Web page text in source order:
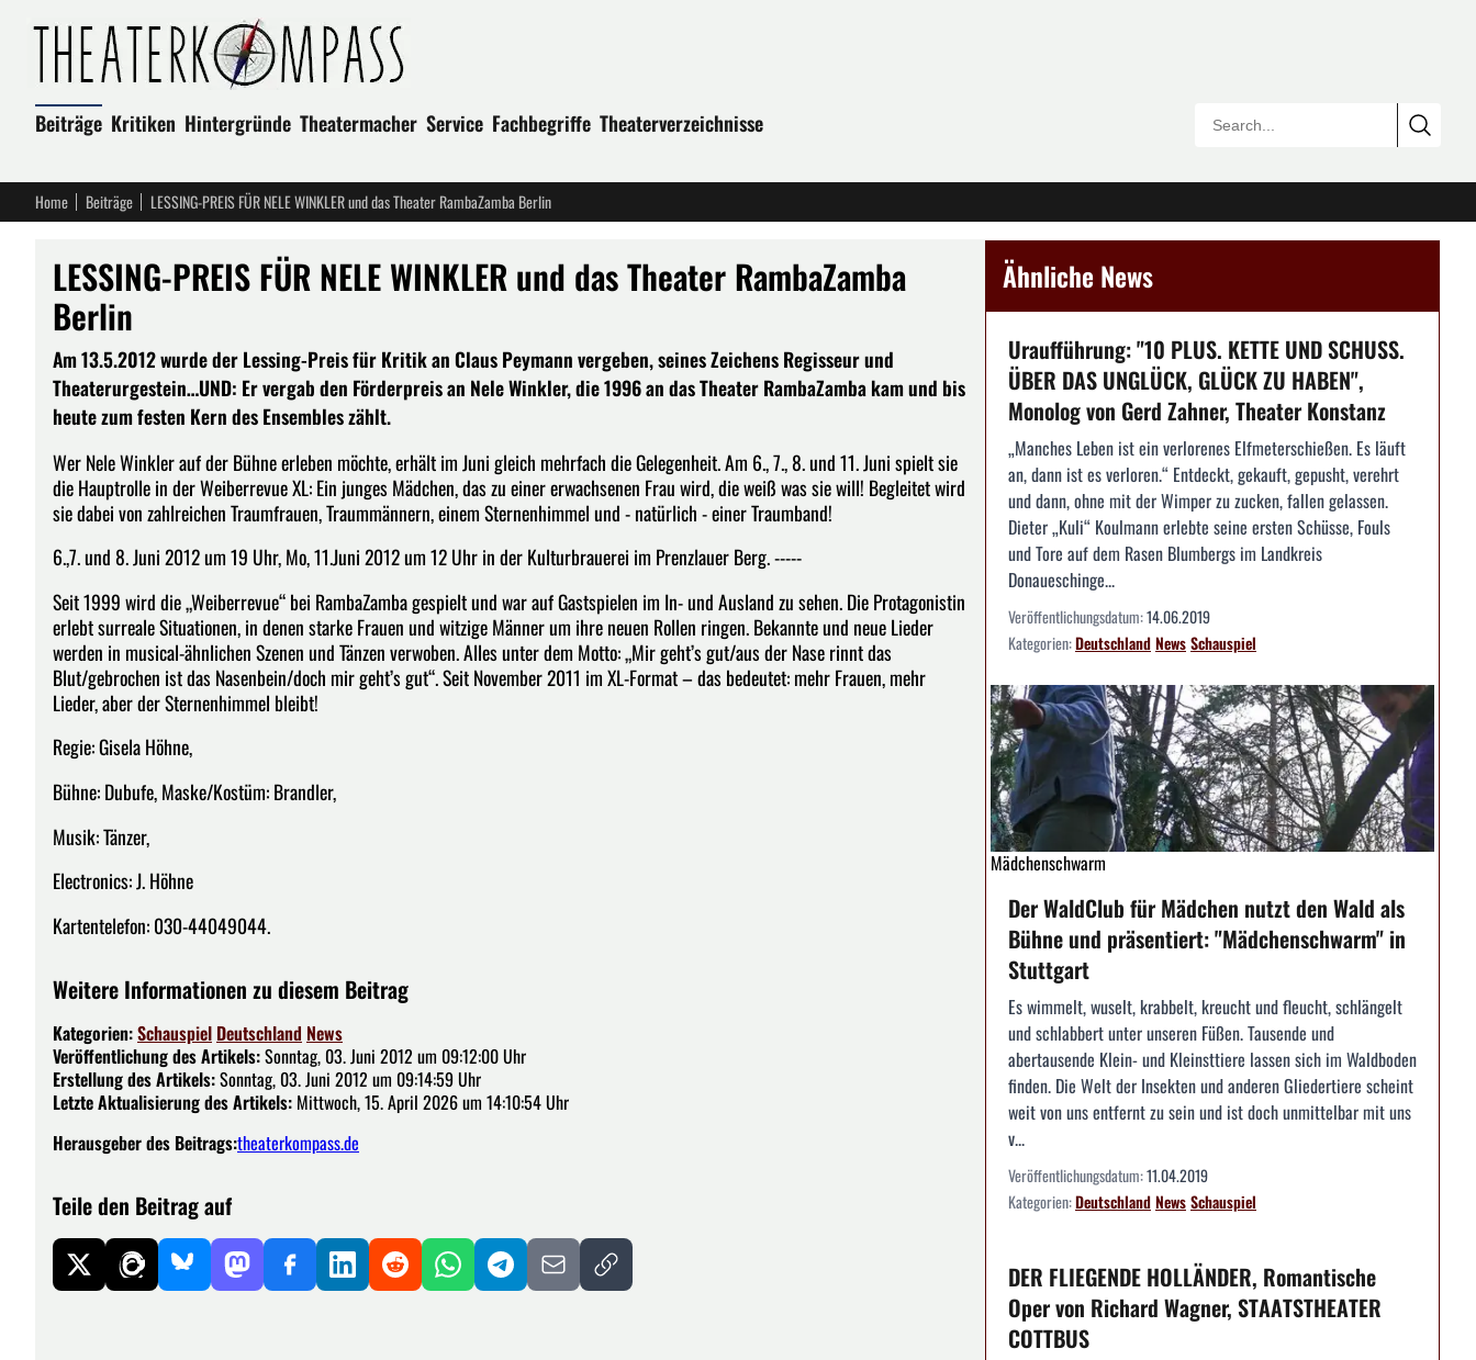
Beiträge Kritiken Hintergründe Theatermacher Service Fachbegriffe Theaterverzeichnisse
Home Beiträge LESSING-PREIS FÜR NELE WINKLER und das Theater RambaZamba Berlin
LESSING-PREIS FÜR NELE WINKLER und das Theater RambaZamba
Berlin
Am 13.5.2012 wurde der Lessing-Preis für Kritik an Claus Peymann vergeben, seines Zeichens Regisseur und
Theaterurgestein…UND: Er vergab den Förderpreis an Nele Winkler, die 1996 an das Theater RambaZamba kam und bis
heute zum festen Kern des Ensembles zählt.
Wer Nele Winkler auf der Bühne erleben möchte, erhält im Juni gleich mehrfach die Gelegenheit. Am 6., 7., 8. und 11. Juni spielt sie
die Hauptrolle in der Weiberrevue XL: Ein junges Mädchen, das zu einer erwachsenen Frau wird, die weiß was sie will! Begleitet wird
sie dabei von zahlreichen Traumfrauen, Traummännern, einem Sternenhimmel und - natürlich - einer Traumband!
6.,7. und 8. Juni 2012 um 19 Uhr, Mo, 11.Juni 2012 um 12 Uhr in der Kulturbrauerei im Prenzlauer Berg. -----
Seit 1999 wird die „Weiberrevue“ bei RambaZamba gespielt und war auf Gastspielen im In- und Ausland zu sehen. Die Protagonistin
erlebt surreale Situationen, in denen starke Frauen und witzige Männer um ihre neuen Rollen ringen. Bekannte und neue Lieder
werden in musical-ähnlichen Szenen und Tänzen verwoben. Alles unter dem Motto: „Mir geht’s gut/aus der Nase rinnt das
Blut/gebrochen ist das Nasenbein/doch mir geht’s gut“. Seit November 2011 im XL-Format – das bedeutet: mehr Frauen, mehr
Lieder, aber der Sternenhimmel bleibt!
Regie: Gisela Höhne,
Bühne: Dubufe, Maske/Kostüm: Brandler,
Musik: Tänzer,
Electronics: J. Höhne
Kartentelefon: 030-44049044.
Weitere Informationen zu diesem Beitrag
Kategorien:Schauspiel Deutschland News
Veröffentlichung des Artikels:Sonntag, 03. Juni 2012 um 09:12:00 Uhr
Erstellung des Artikels:Sonntag, 03. Juni 2012 um 09:14:59 Uhr
Letzte Aktualisierung des Artikels: Mittwoch, 15. April 2026 um 14:10:54 Uhr
Herausgeber des Beitrags:theaterkompass.de
Teile den Beitrag auf
Ähnliche News
Uraufführung: "10 PLUS. KETTE UND SCHUSS.
ÜBER DAS UNGLÜCK, GLÜCK ZU HABEN",
Monolog von Gerd Zahner, Theater Konstanz
„Manches Leben ist ein verlorenes Elfmeterschießen. Es läuft
an, dann ist es verloren.“ Entdeckt, gekauft, gepusht, verehrt
und dann, ohne mit der Wimper zu zucken, fallen gelassen.
Dieter „Kuli“ Koulmann erlebte seine ersten Schüsse, Fouls
und Tore auf dem Rasen Blumbergs im Landkreis
Donaueschinge...
Veröffentlichungsdatum:14.06.2019
Kategorien:DeutschlandNewsSchauspiel
Mädchenschwarm
Der WaldClub für Mädchen nutzt den Wald als
Bühne und präsentiert: "Mädchenschwarm" in
Stuttgart
Es wimmelt, wuselt, krabbelt, kreucht und fleucht, schlängelt
und schlabbert unter unseren Füßen. Tausende und
abertausende Klein- und Kleinsttiere lassen sich im Waldboden
finden. Die Welt der Insekten und anderen Gliedertiere scheint
weit von uns entfernt zu sein und ist doch unmittelbar mit uns
v...
Veröffentlichungsdatum:11.04.2019
Kategorien:DeutschlandNewsSchauspiel
DER FLIEGENDE HOLLÄNDER, Romantische
Oper von Richard Wagner, STAATSTHEATER
COTTBUS